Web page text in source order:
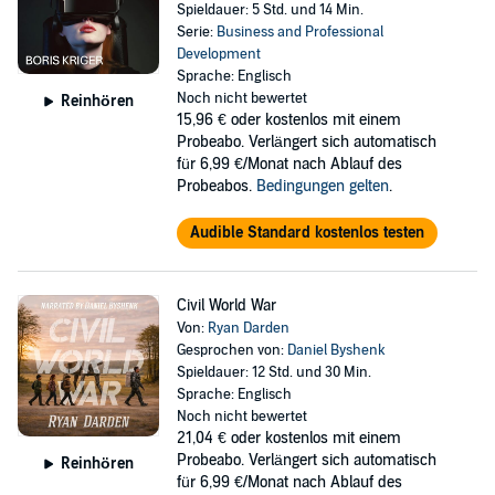
Reinhören
Spieldauer: 5 Std. und 14 Min.
Serie: Business and Professional
Development
Sprache: Englisch
Noch nicht bewertet
15,96 € oder kostenlos mit einem
Probeabo. Verlängert sich automatisch
für 6,99 €/Monat nach Ablauf des
Probeabos. Bedingungen gelten.
Audible Standard kostenlos testen
Reinhören
Civil World War
Von: Ryan Darden
Gesprochen von: Daniel Byshenk
Spieldauer: 12 Std. und 30 Min.
Sprache: Englisch
Noch nicht bewertet
21,04 € oder kostenlos mit einem
Probeabo. Verlängert sich automatisch
für 6,99 €/Monat nach Ablauf des